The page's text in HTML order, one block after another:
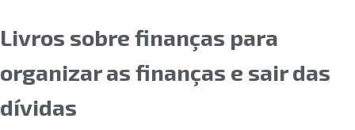
Livros sobre finanças para
organizar as finanças e sair das
dívidas